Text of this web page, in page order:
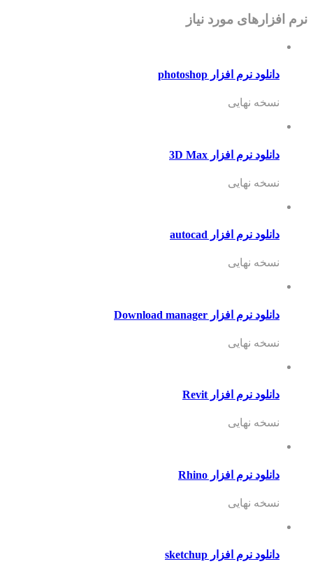
نرم افزارهای مورد نیاز
دانلود نرم افزار photoshop
نسخه نهایی
دانلود نرم افزار 3D Max
نسخه نهایی
دانلود نرم افزار autocad
نسخه نهایی
دانلود نرم افزار Download manager
نسخه نهایی
دانلود نرم افزار Revit
نسخه نهایی
دانلود نرم افزار Rhino
نسخه نهایی
دانلود نرم افزار sketchup